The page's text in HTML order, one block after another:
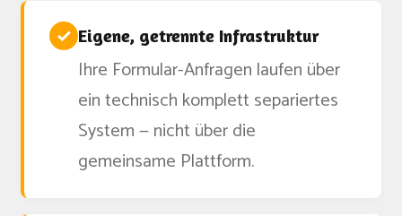
✓ Eigene, getrennte Infrastruktur
Ihre Formular-Anfragen laufen über
ein technisch komplett separiertes
System — nicht über die
gemeinsame Plattform.